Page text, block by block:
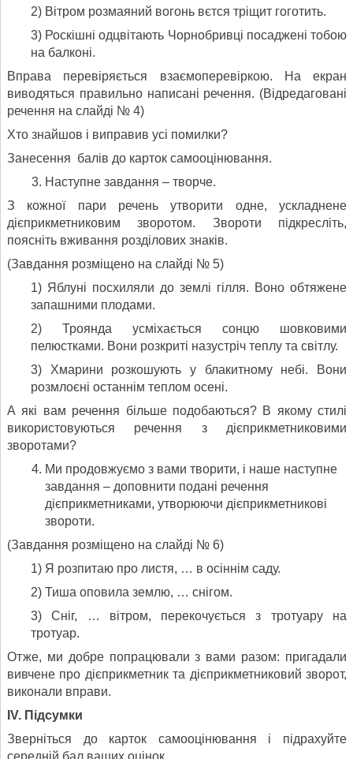
2) Вітром розмаяний вогонь вєтся тріщит гоготить.
3) Роскішні одцвітають Чорнобривці посаджені тобою
на балконі.
Вправа перевіряється взаємоперевіркою. На екран
виводяться правильно написані речення. (Відредаговані
речення на слайді № 4)
Хто знайшов і виправив усі помилки?
Занесення балів до карток самооцінювання.
Наступне завдання – творче.
З кожної пари речень утворити одне, ускладнене
дієприкметниковим зворотом. Звороти підкресліть,
поясніть вживання розділових знаків.
(Завдання розміщено на слайді № 5)
1) Яблуні посхиляли до землі гілля. Воно обтяжене
запашними плодами.
2) Троянда усміхається сонцю шовковими
пелюстками. Вони розкриті назустріч теплу та світлу.
3) Хмарини розкошують у блакитному небі. Вони
розмлоєні останнім теплом осені.
А які вам речення більше подобаються? В якому стилі
використовуються речення з дієприкметниковими
зворотами?
Ми продовжуємо з вами творити, і наше наступне
завдання – доповнити подані речення
дієприкметниками, утворюючи дієприкметникові
звороти.
(Завдання розміщено на слайді № 6)
1) Я розпитаю про листя, … в осіннім саду.
2) Тиша оповила землю, … снігом.
3) Сніг, … вітром, перекочується з тротуару на
тротуар.
Отже, ми добре попрацювали з вами разом: пригадали
вивчене про дієприкметник та дієприкметниковий зворот,
виконали вправи.
V. Підсумки
Зверніться до карток самооцінювання і підрахуйте